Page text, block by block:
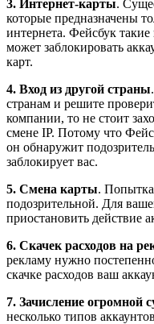
3. Интернет-карты.
которые предназначены
интернета. Фейсбук
может заблокировать
карт.
4. Вход из другой страны
странам и решите
компании, то не стоит
смене IP. Потому что
он обнаружит
заблокирует вас.
5. Смена карты. Попытка
подозрительной. Для
приостановить действие
6. Скачек расходов на
рекламу нужно
скачке расходов ваш
7. Зачисление огромной
несколько типов